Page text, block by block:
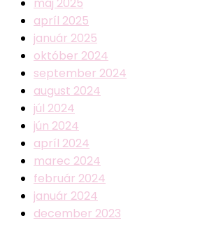
apríl 2025
január 2025
október 2024
september 2024
august 2024
júl 2024
jún 2024
apríl 2024
marec 2024
február 2024
január 2024
december 2023